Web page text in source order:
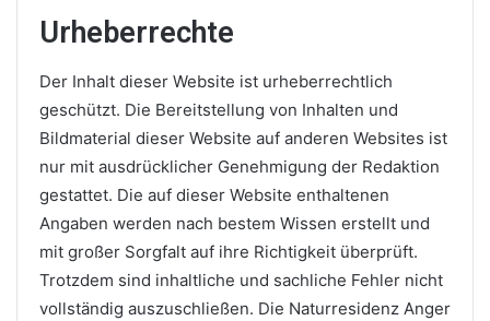
Urheberrechte
Der Inhalt dieser Website ist urheberrechtlich
geschützt. Die Bereitstellung von Inhalten und
Bildmaterial dieser Website auf anderen Websites ist
nur mit ausdrücklicher Genehmigung der Redaktion
gestattet. Die auf dieser Website enthaltenen
Angaben werden nach bestem Wissen erstellt und
mit großer Sorgfalt auf ihre Richtigkeit überprüft.
Trotzdem sind inhaltliche und sachliche Fehler nicht
vollständig auszuschließen. Die Naturresidenz Anger